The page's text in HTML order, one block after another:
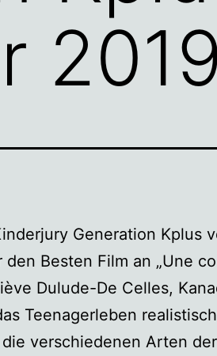
2019
Generation Kplus
Besten Film an „Une
Dulude-De Celles,
Teenagerleben
verschiedenen Arten